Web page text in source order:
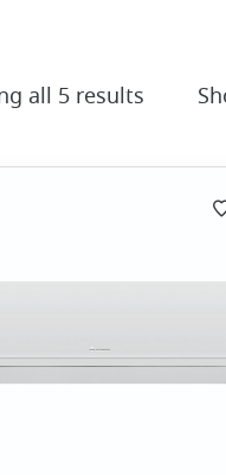
all 5 results